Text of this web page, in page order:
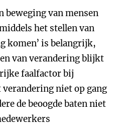
beweging van mensen
het stellen van
komen’ is belangrijk,
van verandering blijkt
faalfactor bij
niet op gang
de beoogde baten niet